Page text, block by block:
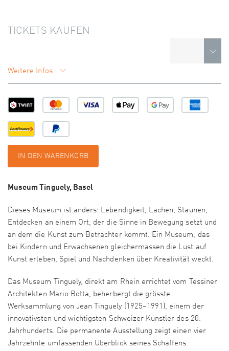
TICKETS KAUFEN
Weitere Infos
IN DEN WARENKORB
Museum Tinguely, Basel
Dieses Museum ist anders: Lebendigkeit, Lachen, Staunen,
Entdecken an einem Ort, der die Sinne in Bewegung setzt und
an dem die Kunst zum Betrachter kommt. Ein Museum, das
bei Kindern und Erwachsenen gleichermassen die Lust auf
Kunst erleben, Spiel und Nachdenken über Kreativität weckt.
Das Museum Tinguely, direkt am Rhein errichtet vom Tessiner
Architekten Mario Botta, beherbergt die grösste
Werksammlung von Jean Tinguely (1925–1991), einem der
innovativsten und wichtigsten Schweizer Künstler des 20.
Jahrhunderts. Die permanente Ausstellung zeigt einen vier
Jahrzehnte umfassenden Überblick seines Schaffens.